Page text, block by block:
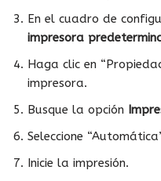
En el cuadro de
impresora
Haga clic en
impresora.
Busque la opción
Seleccione
Inicie la impresión.